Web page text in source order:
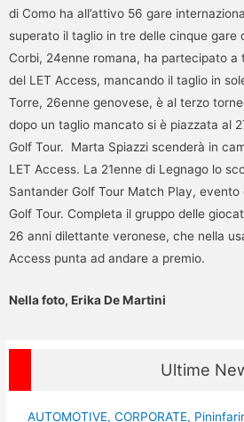
di Como ha all’attivo 56 gare
superato il taglio in tre delle cinque gare
Corbi, 24enne romana, ha partecipato a
del LET Access, mancando il taglio in
Torre, 26enne genovese, è al terzo
dopo un taglio mancato si è piazzata al
Golf Tour. Marta Spiazzi scenderà in
LET Access. La 21enne di Legnago lo
Santander Golf Tour Match Play,
Golf Tour. Completa il gruppo delle
26 anni dilettante veronese, che nella
Access punta ad andare a premio.
Nella foto, Erika De Martini
Ultime
AUTOMOTIVE, CORPORATE,